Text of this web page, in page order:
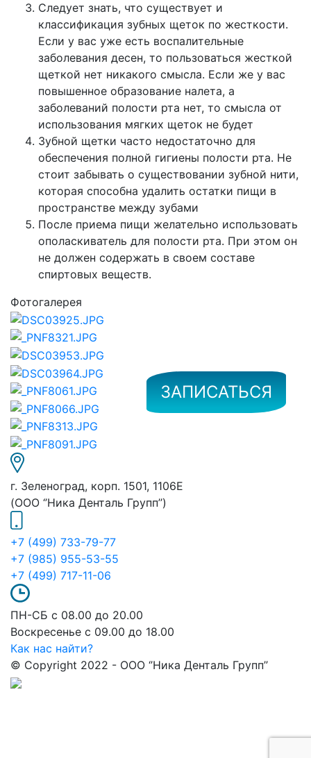
ЗАПИСАТЬСЯ
Следует знать, что существует и
классификация зубных щеток по жесткости.
Если у вас уже есть воспалительные
заболевания десен, то пользоваться жесткой
щеткой нет никакого смысла. Если же у вас
повышенное образование налета, а
заболеваний полости рта нет, то смысла от
использования мягких щеток не будет
Зубной щетки часто недостаточно для
обеспечения полной гигиены полости рта. Не
стоит забывать о существовании зубной нити,
которая способна удалить остатки пищи в
пространстве между зубами
После приема пищи желательно использовать
ополаскиватель для полости рта. При этом он
не должен содержать в своем составе
спиртовых веществ.
Фотогалерея
г. Зеленоград, корп. 1501, 1106E
(ООО ‘’Ника Денталь Групп’’)
+7 (499) 733-79-77
+7 (985) 955-53-55
+7 (499) 717-11-06
ПН-СБ с 08.00 до 20.00
Воскресенье с 09.00 до 18.00
Как нас найти?
© Copyright 2022 - ООО ‘’Ника Денталь Групп’’